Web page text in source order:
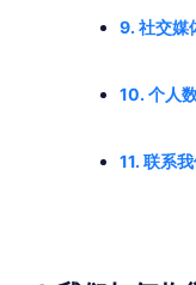
9. 社交媒
10. 个人
11. 联系